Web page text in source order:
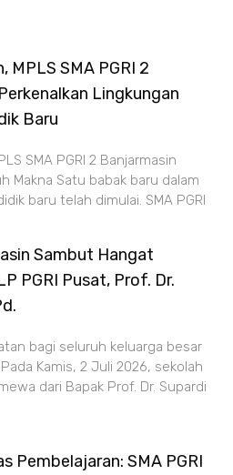
MPLS SMA PGRI 2
Lingkungan
Baru
SMA PGRI 2 Banjarmasin
Makna Satu babak baru dalam
baru telah dimulai. SMA PGRI
Sambut Hangat
PGRI Pusat, Prof. Dr.
bagi seluruh keluarga besar
Kamis, 2 Juli 2026, sekolah
dari Bapak Prof. Dr. Supardi
Pembelajaran: SMA PGRI